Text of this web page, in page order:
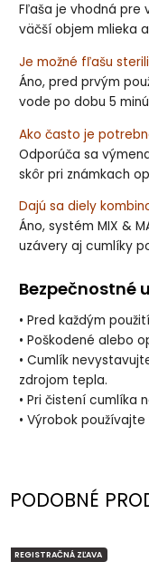
Fľaša je vhodná pre
väčší objem mlieka
Je možné fľašu
Áno, pred prvým
vode po dobu 5
Ako často je
Odporúča sa
skôr pri známkach
Dajú sa diely
Áno, systém MIX &
uzávery aj cumlíky
Bezpečnostné
• Pred každým
• Poškodené alebo
• Cumlík
zdrojom tepla.
• Pri čistení cumlíka
• Výrobok
PODOBNÉ
REGISTRAČNÁ ZĽAVA